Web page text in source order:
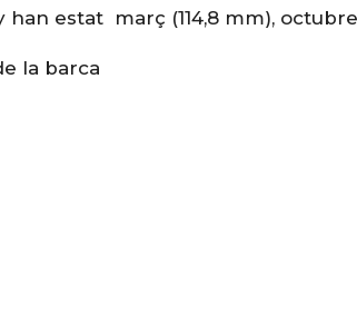
han estat març (114,8 mm),